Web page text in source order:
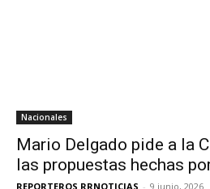
Nacionales
Mario Delgado pide a la
las propuestas hechas
REPORTEROS RRNOTICIAS - 9 junio, 2026